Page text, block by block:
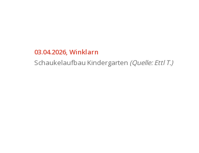
03.04.2026, Winklarn
Schaukelaufbau Kindergarten (Quelle: Ettl T.)